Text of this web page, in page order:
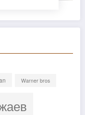
Warner bros